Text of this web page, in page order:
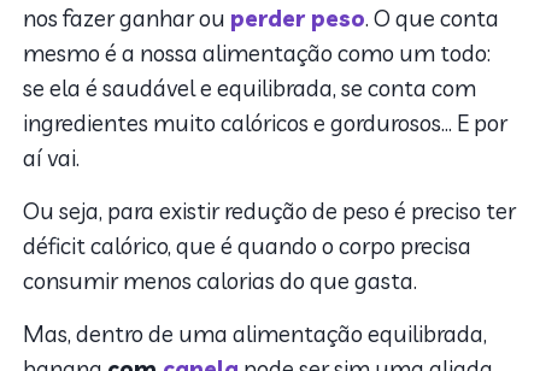
nos fazer ganhar ou perder peso. O que conta
mesmo é a nossa alimentação como um todo:
se ela é saudável e equilibrada, se conta com
ingredientes muito calóricos e gordurosos… E por
aí vai.
Ou seja, para existir redução de peso é preciso ter
déficit calórico, que é quando o corpo precisa
consumir menos calorias do que gasta.
Mas, dentro de uma alimentação equilibrada,